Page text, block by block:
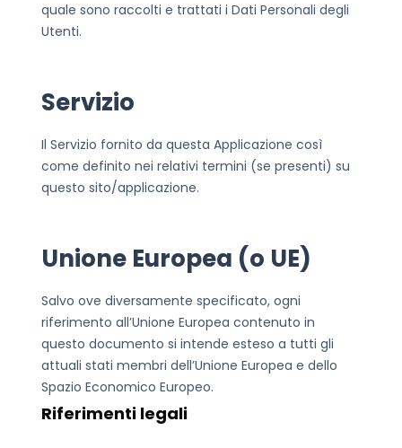
quale sono raccolti e trattati i Dati Personali degli
Utenti.
Servizio
Il Servizio fornito da questa Applicazione così
come definito nei relativi termini (se presenti) su
questo sito/applicazione.
Unione Europea (o UE)
Salvo ove diversamente specificato, ogni
riferimento all’Unione Europea contenuto in
questo documento si intende esteso a tutti gli
attuali stati membri dell’Unione Europea e dello
Spazio Economico Europeo.
Riferimenti legali